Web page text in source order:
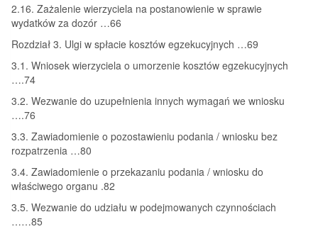
2.16. Zażalenie wierzyciela na postanowienie w sprawie
wydatków za dozór …66
Rozdział 3. Ulgi w spłacie kosztów egzekucyjnych …69
3.1. Wniosek wierzyciela o umorzenie kosztów egzekucyjnych
….74
3.2. Wezwanie do uzupełnienia innych wymagań we wniosku
….76
3.3. Zawiadomienie o pozostawieniu podania / wniosku bez
rozpatrzenia …80
3.4. Zawiadomienie o przekazaniu podania / wniosku do
właściwego organu .82
3.5. Wezwanie do udziału w podejmowanych czynnościach
……85